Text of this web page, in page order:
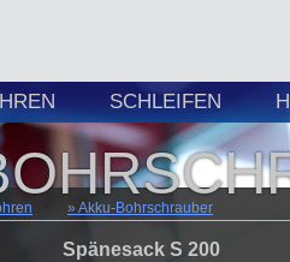
SCHLEIFEN
Akku-Bohrschrauber
Spänesack S 200